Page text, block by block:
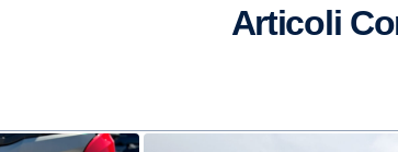
Articoli